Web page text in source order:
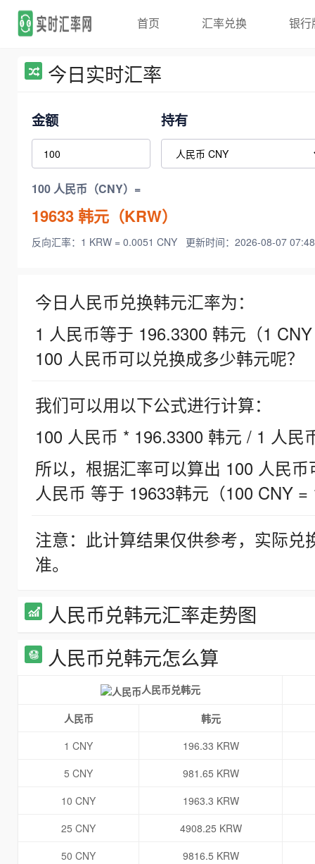
首页 汇率兑换 银行
今日实时汇率
金额 持有
100 人民币（CNY）=
19633韩元（KRW）
反向汇率：1 KRW = 0.0051 CNY 更新时间：2026-08-07
今日人民币兑换韩元汇率为：
1 人民币等于 196.3300 韩元（1
100 人民币可以兑换成多少韩元呢？
我们可以用以下公式进行计算：
100 人民币 * 196.3300 韩元 / 1 人民
所以，根据汇率可以算出 100 人民
人民币 等于 19633韩元（100 CNY =
注意：此计算结果仅供参考，实际
准。
人民币兑韩元汇率走势图
人民币兑韩元怎么算
人民币兑韩元
人民币
韩元
1 CNY
196.33 KRW
5 CNY
981.65 KRW
10 CNY
1963.3 KRW
25 CNY
4908.25 KRW
50 CNY
9816.5 KRW